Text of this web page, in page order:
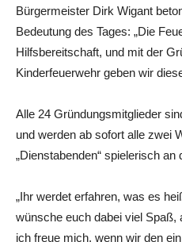
Bürgermeister Dirk Wigant
Bedeutung des Tages: „Die
Hilfsbereitschaft, und mit der
Kinderfeuerwehr geben wir
Alle 24 Gründungsmitglieder
und werden ab sofort alle zwei
„Dienstabenden“ spielerisch
„Ihr werdet erfahren, was es
wünsche euch dabei viel Spaß,
ich freue mich, wenn wir den